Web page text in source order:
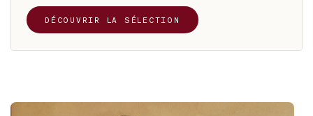
DÉCOUVRIR LA SÉLECTION